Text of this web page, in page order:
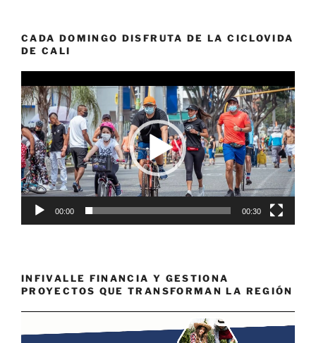
CADA DOMINGO DISFRUTA DE LA CICLOVIDA
DE CALI
de
vídeo
00:00 00:30
INFIVALLE FINANCIA Y GESTIONA
PROYECTOS QUE TRANSFORMAN LA REGIÓN
de